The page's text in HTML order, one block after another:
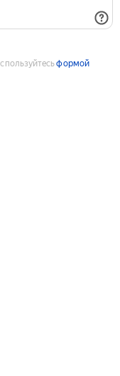
формой